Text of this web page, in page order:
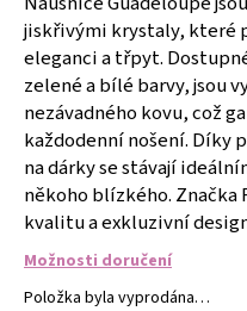
jiskřivými krystaly, které
eleganci a třpyt.
zelené a bílé barvy, jsou
nezávadného kovu, což
každodenní nošení. Díky
na dárky se stávají
někoho blízkého. Značka
kvalitu a exkluzivní
Možnosti doručení
Položka byla vyprodána…
č
u
j
e
m
e
NÁUŠNICE
-
DUHA
-
NÁUŠNICE